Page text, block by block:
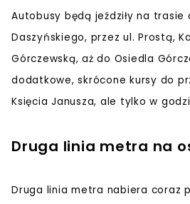
Autobusy będą jeździły na trasie
Daszyńskiego, przez ul. Prostą,
Górczewską, aż do Osiedla
dodatkowe, skrócone kursy do
Księcia Janusza, ale tylko w
Druga linia metra na
Druga linia metra nabiera coraz